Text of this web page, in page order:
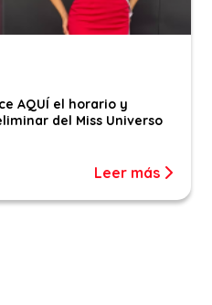
AQUÍ el horario y
del Miss Universo
Leer más